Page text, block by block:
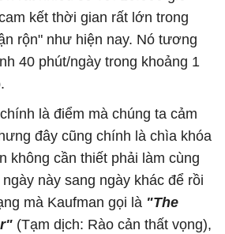
kết thời gian rất lớn trong
rộn" như hiện nay. Nó tương
40 phút/ngày trong khoảng 1
là điểm mà chúng ta cảm
đây cũng chính là chìa khóa
không cần thiết phải làm cùng
này sang ngày khác để rồi
mà Kaufman gọi là "The
(Tạm dịch: Rào cản thất vọng),